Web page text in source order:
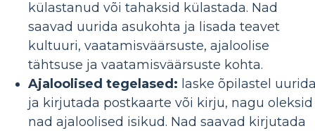
külastanud või tahaksid külastada. Nad
saavad uurida asukohta ja lisada teavet
kultuuri, vaatamisväärsuste, ajaloolise
tähtsuse ja vaatamisväärsuste kohta.
Ajaloolised tegelased: laske õpilastel
ja kirjutada postkaarte või kirju, nagu oleksid
nad ajaloolised isikud. Nad saavad kirjutada